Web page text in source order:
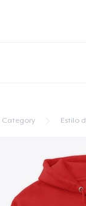
Category Estilo